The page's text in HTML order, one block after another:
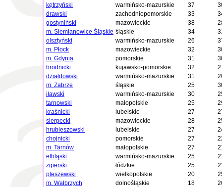
kętrzyński
warmińsko-mazurskie 37
drawski
zachodniopomorskie 33
gostyniński
mazowieckie 38
m. Siemianowice Śląskie śląskie 34
olsztyński
warmińsko-mazurskie 26
m. Płock
mazowieckie 32
m. Gdynia
pomorskie 31
brodnicki
kujawsko-pomorskie 32
działdowski
warmińsko-mazurskie 31
m. Zabrze
śląskie 25
iławski
warmińsko-mazurskie 30
tarnowski
małopolskie 25
kraśnicki
lubelskie 27
sierpecki
mazowieckie 28
hrubieszowski
lubelskie 27
chojnicki
pomorskie 27
m. Tarnów
małopolskie 27
elbląski
warmińsko-mazurskie 25
zgierski
łódzkie 25
pleszewski
wielkopolskie 20
m. Wałbrzych
dolnośląskie 18